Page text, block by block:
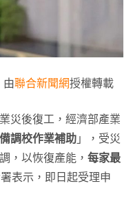
聯合新聞網授權轉載
災後復工，經濟部產業
調校作業補助 」，受災
，以恢復產能， 每家最
表示，即日起受理申